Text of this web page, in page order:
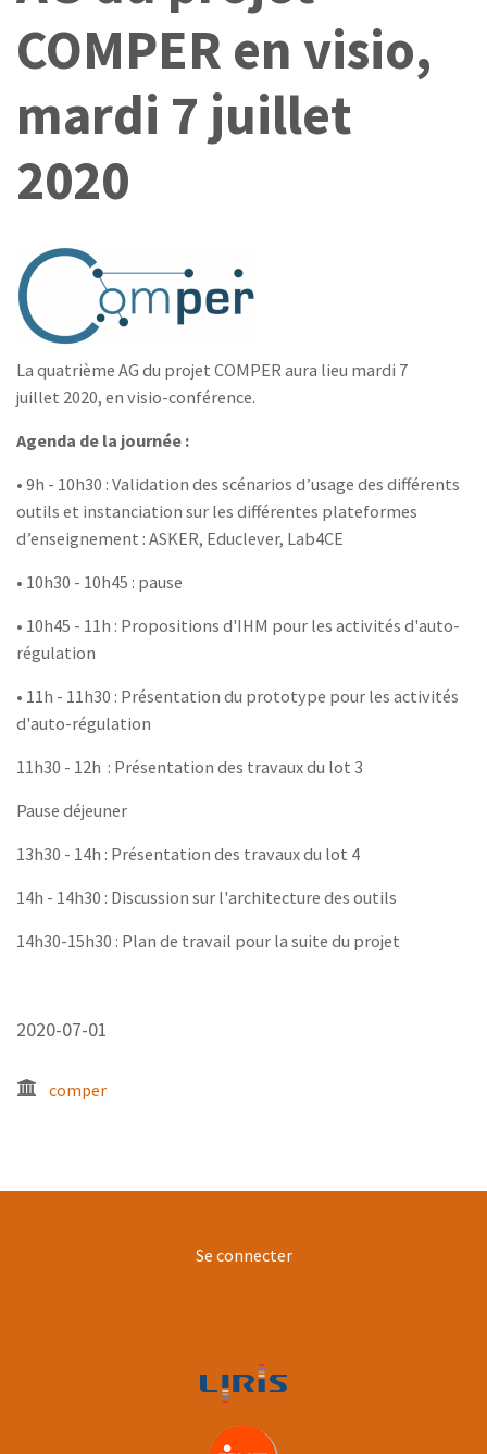
COMPER en visio,
mardi 7 juillet
2020
La quatrième AG du projet COMPER aura lieu mardi 7
juillet 2020, en visio-conférence.
Agenda de la journée :
• 9h - 10h30 : Validation des scénarios d’usage des différents
outils et instanciation sur les différentes plateformes
d’enseignement : ASKER, Educlever, Lab4CE
• 10h30 - 10h45 : pause
• 10h45 - 11h : Propositions d'IHM pour les activités d'auto-
régulation
• 11h - 11h30 : Présentation du prototype pour les activités
d'auto-régulation
11h30 - 12h : Présentation des travaux du lot 3
Pause déjeuner
13h30 - 14h : Présentation des travaux du lot 4
14h - 14h30 : Discussion sur l'architecture des outils
14h30-15h30 : Plan de travail pour la suite du projet
2020-07-01
comper
Se connecter